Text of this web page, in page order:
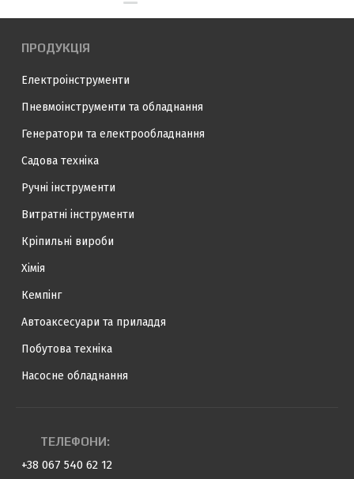
ПРОДУКЦІЯ
Електроінструменти
Пневмоінструменти та обладнання
Генератори та електрообладнання
Садова техніка
Ручні інструменти
Витратні інструменти
Кріпильні вироби
Хімія
Кемпінг
Автоаксесуари та приладдя
Побутова техніка
Насосне обладнання
ТЕЛЕФОНИ:
+38 067 540 62 12